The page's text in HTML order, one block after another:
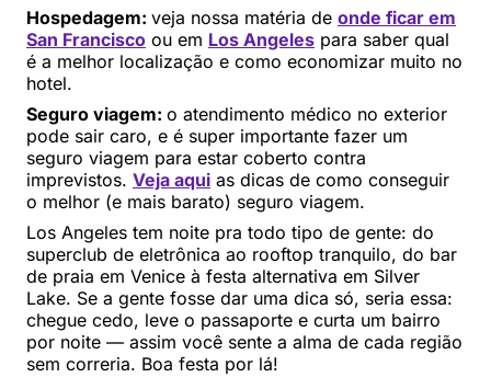
Hospedagem: veja nossa matéria de onde ficar em
San Francisco ou em Los Angeles para saber qual
é a melhor localização e como economizar muito no
hotel.
Seguro viagem: o atendimento médico no exterior
pode sair caro, e é super importante fazer um
seguro viagem para estar coberto contra
imprevistos. Veja aqui as dicas de como conseguir
o melhor (e mais barato) seguro viagem.
Los Angeles tem noite pra todo tipo de gente: do
superclub de eletrônica ao rooftop tranquilo, do bar
de praia em Venice à festa alternativa em Silver
Lake. Se a gente fosse dar uma dica só, seria essa:
chegue cedo, leve o passaporte e curta um bairro
por noite — assim você sente a alma de cada região
sem correria. Boa festa por lá!